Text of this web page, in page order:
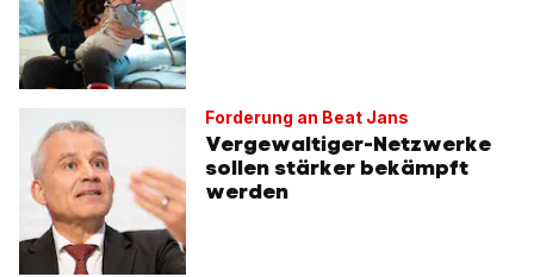
Forderung an Beat Jans
Vergewaltiger-Netzwerke
sollen stärker bekämpft
werden